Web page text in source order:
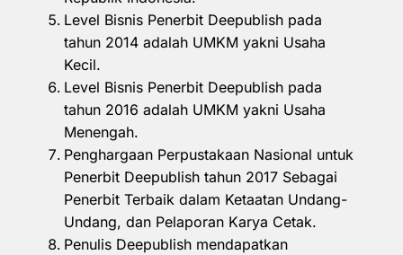
Level Bisnis Penerbit Deepublish pada
tahun 2014 adalah UMKM yakni Usaha
Kecil.
Level Bisnis Penerbit Deepublish pada
tahun 2016 adalah UMKM yakni Usaha
Menengah.
Penghargaan Perpustakaan Nasional untuk
Penerbit Deepublish tahun 2017 Sebagai
Penerbit Terbaik dalam Ketaatan Undang-
Undang, dan Pelaporan Karya Cetak.
Penulis Deepublish mendapatkan